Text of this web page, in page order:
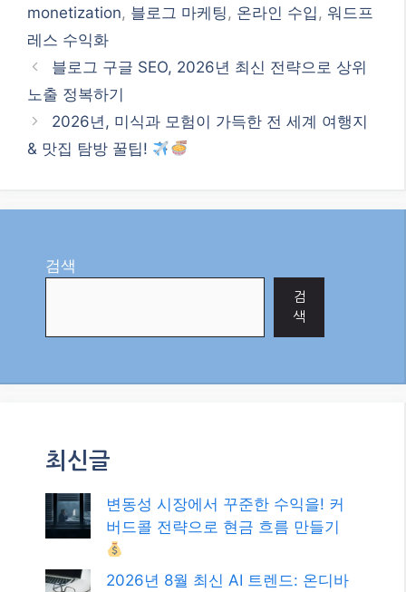
monetization, 블로그 마케팅, 온라인 수입, 워드프
레스 수익화
블로그 구글 SEO, 2026년 최신 전략으로 상위
노출 정복하기
2026년, 미식과 모험이 가득한 전 세계 여행지
& 맛집 탐방 꿀팁!
검색
검
색
최신글
변동성 시장에서 꾸준한 수익을! 커
버드콜 전략으로 현금 흐름 만들기
2026년 8월 최신 AI 트렌드: 온디바